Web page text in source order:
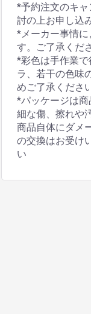
*予約注文のキ
討の上お申し込
*メーカー事情に
す。ご了承くだ
*彩色は手作業
ラ、若干の色味
めご了承ください
*パッケージは
細な傷、擦れや
商品自体にダメ
の交換はお受け
い